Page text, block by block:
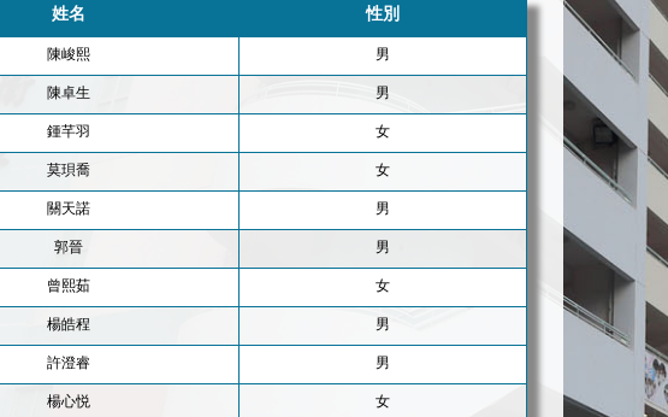
姓名 性別
陳峻熙 男
陳卓生 男
鍾芊羽 女
莫珼喬 女
關天諾 男
郭晉 男
曾熙茹 女
楊皓程 男
許澄睿 男
楊心悦 女